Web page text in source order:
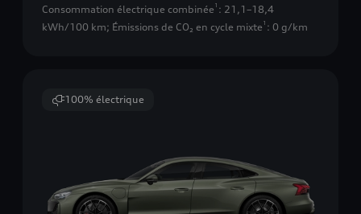
Consommation électrique combinée 1 : 21,1–18,4
kWh/100 km; Émissions de CO₂ en cycle mixte 1 : 0 g/km
100% électrique